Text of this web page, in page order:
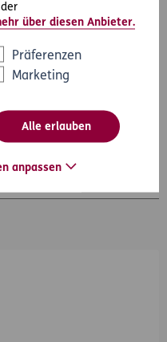
über diesen Anbieter.
Präferenzen
Marketing
Alle erlauben
anpassen